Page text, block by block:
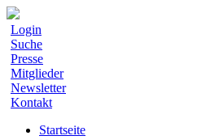
Login
Suche
Presse
Mitglieder
Newsletter
Kontakt
Startseite